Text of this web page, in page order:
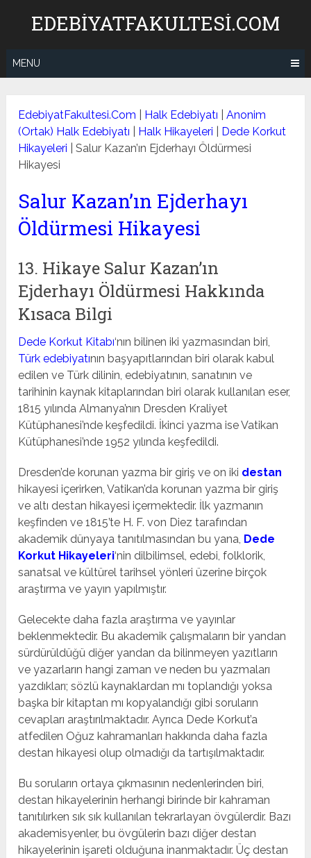
EDEBIYATFAKULTESI.COM
MENU
EdebiyatFakultesi.Com Halk Edebiyatı |Anonim
(Ortak) Halk Edebiyatı
Halk Hikayeleri
Dede Korkut
Hikayeleri |Salur Kazan’ın Ejderhayı Öldürmesi
Hikayesi
Salur Kazan’ın Ejderhayı
Öldürmesi Hikayesi
13. Hikaye Salur Kazan’ın
Ejderhayı Öldürmesi Hakkında
Kısaca Bilgi
Dede Korkut Kitabı‘nın bilinen iki yazmasından biri,
Türk edebiyatının başyapıtlarından biri olarak kabul
edilen ve Türk dilinin, edebiyatının, sanatının ve
tarihinin kaynak kitaplarından biri olarak kullanılan eser,
1815 yılında Almanya’nın Dresden Kraliyet
Kütüphanesi’nde keşfedildi. İkinci yazma ise Vatikan
Kütüphanesi’nde 1952 yılında keşfedildi.
Dresden’de korunan yazma bir giriş ve on iki destan
hikayesi içerirken, Vatikan’da korunan yazma bir giriş
ve altı destan hikayesi içermektedir. İlk yazmanın
keşfinden ve 1815’te H. F. von Diez tarafından
akademik dünyaya tanıtılmasından bu yana, Dede
Korkut Hikayeleri‘nin dilbilimsel, edebi, folklorik,
sanatsal ve kültürel tarihsel yönleri üzerine birçok
araştırma ve yayın yapılmıştır.
Gelecekte daha fazla araştırma ve yayınlar
beklenmektedir. Bu akademik çalışmaların bir yandan
sürdürüldüğü diğer yandan da bilinmeyen yazıtların
ve yazarların hangi zaman ve neden bu yazmaları
yazdıkları; sözlü kaynaklardan mı toplandığı yoksa
başka bir kitaptan mı kopyalandığı gibi soruların
cevapları araştırılmaktadır. Ayrıca Dede Korkut’a
atfedilen Oğuz kahramanları hakkında daha fazla
destan hikayesi olup olmadığı da tartışılmaktadır.
Bu soruların ortaya çıkmasının nedenlerinden biri,
destan hikayelerinin herhangi birinde bir kahraman
tanıtılırken sık sık kullanılan tekrarlayan övgülerdir. Bazı
akademisyenler, bu övgülerin bazı diğer destan
hikayelerinin işareti olduğuna inanmaktadır. Üç destan